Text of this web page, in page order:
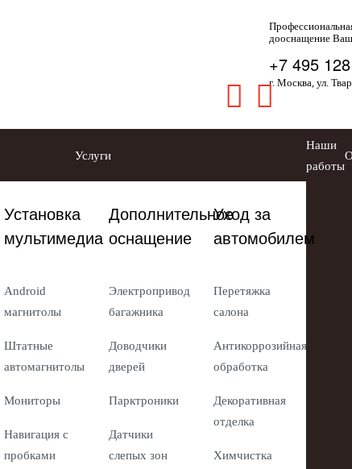
дооснащение
+7 495
г. Москва, ул.
Услуги
Установка
мультимедиа
Android
магнитолы
Штатные
автомагнитолы
Мониторы
Навигация с
пробками
Дополнительное
оснащение
Электропривод
багажника
Доводчики
дверей
Парктроники
Датчики
слепых зон
Уход за
автомобилем
Перетяжка
салона
Антикоррозийная
обработка
Декоративная
отделка
Химчистка
Наши
работы